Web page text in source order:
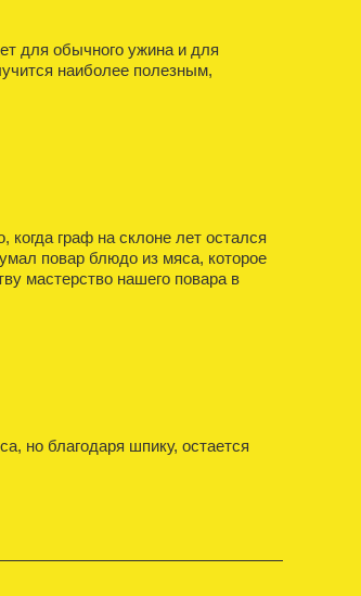
для обычного ужина и для
наиболее полезным,
граф на склоне лет остался
повар блюдо из мяса, которое
мастерство нашего повара в
но благодаря шпику, остается